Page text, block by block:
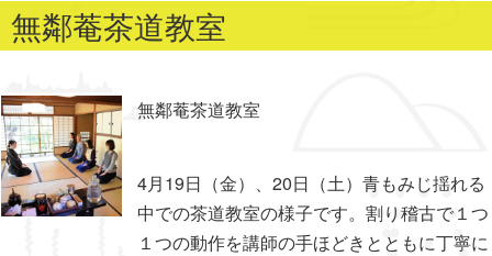
無鄰菴茶道教室
無鄰菴茶道教室
4月19日（金）、20日（土）青もみじ揺れる
中での茶道教室の様子です。割り稽古で１つ
１つの動作を講師の手ほどきとともに丁寧に